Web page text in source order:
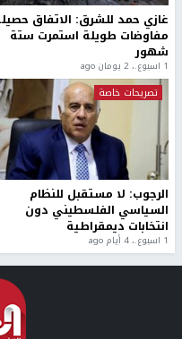
غازي حمد للشرق: الاتفاق
مفاوضات طويلة استمرت ستة
شهور
1 اسبوع.، 2 يومان ago
تصريحات خاصة
الرجوب: لا مستقبل للنظام
السياسي الفلسطيني دون
انتخابات ديمقراطية
1 اسبوع.، 4 أيام ago